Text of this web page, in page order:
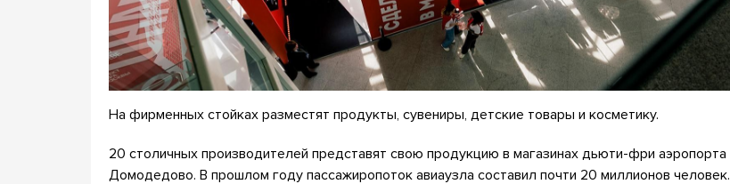
На фирменных стойках разместят продукты, сувениры, детские товары и косметику.
20 столичных производителей представят свою продукцию в магазинах дьюти-фри аэропорта
Домодедово. В прошлом году пассажиропоток авиаузла составил почти 20 миллионов человек.